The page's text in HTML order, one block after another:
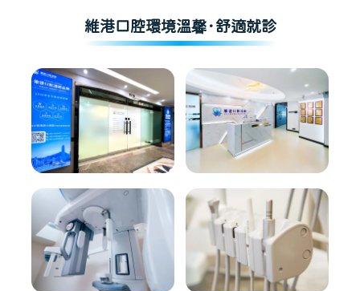
維港口腔環境溫馨·舒適就診